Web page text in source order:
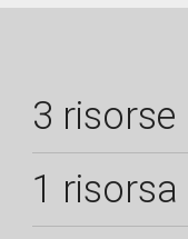
3 risorse
1 risorsa